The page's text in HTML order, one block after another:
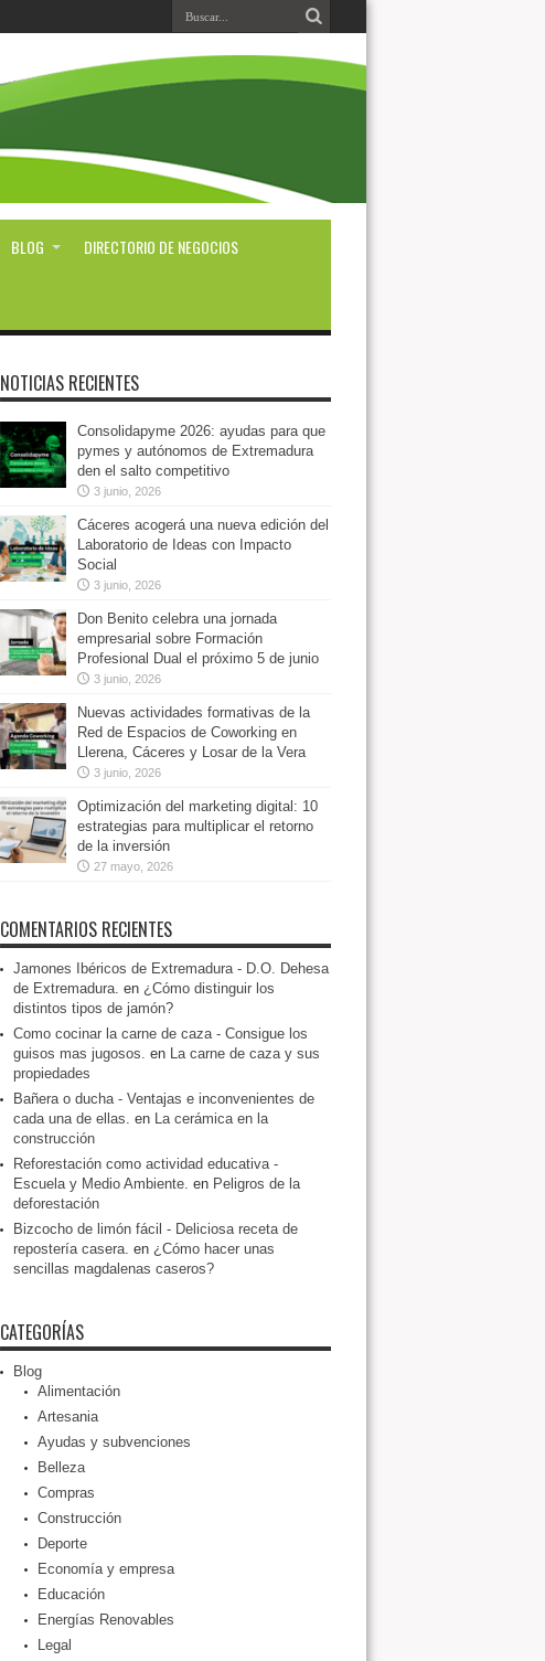
BLOG DIRECTORIO DE NEGOCIOS
NOTICIAS RECIENTES
Consolidapyme 2026: ayudas para que
pymes y autónomos de Extremadura
den el salto competitivo
3 junio, 2026
Cáceres acogerá una nueva edición del
Laboratorio de Ideas con Impacto
Social
3 junio, 2026
Don Benito celebra una jornada
empresarial sobre Formación
Profesional Dual el próximo 5 de junio
3 junio, 2026
Nuevas actividades formativas de la
Red de Espacios de Coworking en
Llerena, Cáceres y Losar de la Vera
3 junio, 2026
Optimización del marketing digital: 10
estrategias para multiplicar el retorno
de la inversión
27 mayo, 2026
COMENTARIOS RECIENTES
Jamones Ibéricos de Extremadura - D.O. Dehesa
de Extremadura. en ¿Cómo distinguir los
distintos tipos de jamón?
Como cocinar la carne de caza - Consigue los
guisos mas jugosos. en La carne de caza y sus
propiedades
Bañera o ducha - Ventajas e inconvenientes de
cada una de ellas. en La cerámica en la
construcción
Reforestación como actividad educativa -
Escuela y Medio Ambiente. en Peligros de la
deforestación
Bizcocho de limón fácil - Deliciosa receta de
repostería casera. en ¿Cómo hacer unas
sencillas magdalenas caseros?
CATEGORÍAS
Blog
Alimentación
Artesania
Ayudas y subvenciones
Belleza
Compras
Construcción
Deporte
Economía y empresa
Educación
Energías Renovables
Legal